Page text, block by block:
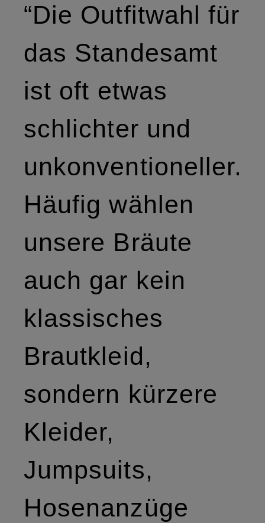
“Die Outfitwahl für
das Standesamt
ist oft etwas
schlichter und
unkonventioneller.
Häufig wählen
unsere Bräute
auch gar kein
klassisches
Brautkleid,
sondern kürzere
Kleider,
Jumpsuits,
Hosenanzüge